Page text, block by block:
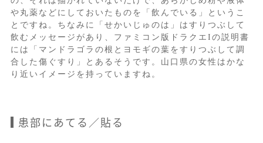
や丸薬などにしておいたものを「飲んでいる」というこ
とですね。ちなみに「せかいじゅのは」はすりつぶして
飲むメッセージがあり、ファミコン版ドラクエIの説明書
には「マンドラゴラの根とヨモギの葉をすりつぶして調
合した傷ぐすり」とあるそうです。山口県の女性はかな
り近いイメージを持っていますね。
患部にあてる／貼る